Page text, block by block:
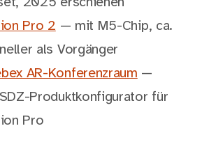
Pro 2 — mit M5-Chip, ca.
als Vorgänger
AR-Konferenzraum —
Produktkonfigurator für
Pro